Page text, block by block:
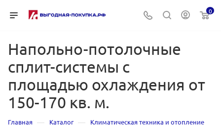
0
Напольно-потолочные
сплит-системы с
площадью охлаждения от
150-170 кв. м.
Главная — Каталог — Климатическая техника и отопление